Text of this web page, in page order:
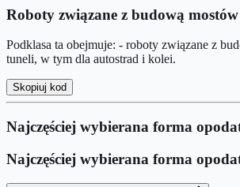
Roboty związane z budową
Podklasa ta obejmuje: - roboty związane z
tuneli, w tym dla autostrad i kolei.
Skopiuj kod
Najczęściej wybierana forma
Najczęściej wybierana forma